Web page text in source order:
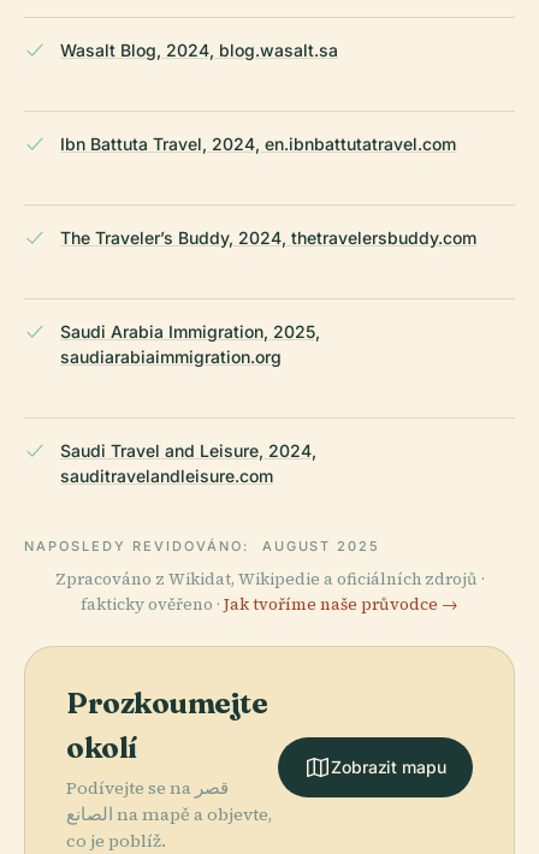
Wasalt Blog, 2024, blog.wasalt.sa
Ibn Battuta Travel, 2024, en.ibnbattutatravel.com
The Traveler’s Buddy, 2024, thetravelersbuddy.com
Saudi Arabia Immigration, 2025,
saudiarabiaimmigration.org
Saudi Travel and Leisure, 2024,
sauditravelandleisure.com
NAPOSLEDY REVIDOVÁNO: AUGUST 2025
Zpracováno z Wikidat, Wikipedie a oficiálních zdrojů ·
fakticky ověřeno · Jak tvoříme naše průvodce →
Prozkoumejte
okolí
Podívejte se na قصر
الصانع na mapě a objevte,
co je poblíž.
Zobrazit mapu